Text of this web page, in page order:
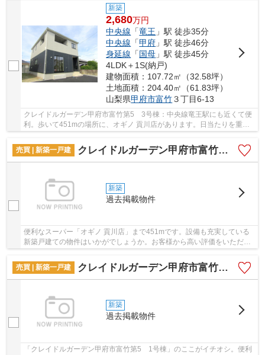
新築
2,680万円
中央線 「竜王 」駅 徒歩35分
中央線 「甲府 」駅 徒歩46分
身延線 「国母 」駅 徒歩45分
4LDK＋1S(納戸)
建物面積：107.72㎡（32.58坪）
土地面積：204.40㎡（61.83坪）
山梨県甲府市富竹３丁目6-13
クレイドルガーデン甲府市富竹第5 3号棟：中央線竜王駅にも近くて便
利。歩いて451mの場所に、オギノ 貢川店があります。日当たりを重視
売買 | 新築一戸建
クレイドルガーデン甲府市富竹第5 2号棟
新築
過去掲載物件
便利なスーパー「オギノ 貢川店」まで451mです。設備も充実している
新築戸建ての物件はいかがでしょうか。お客様から高い評価をいただく
売買 | 新築一戸建
クレイドルガーデン甲府市富竹第5 1号棟
新築
過去掲載物件
「クレイドルガーデン甲府市富竹第5 1号棟」のここがイチオシ。便利